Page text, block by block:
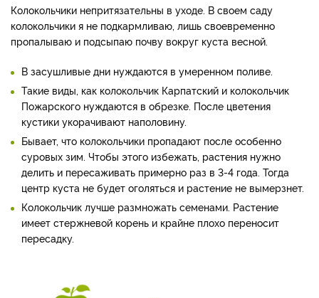
Колокольчики непритязательны в уходе. В своем саду
колокольчики я не подкармливаю, лишь своевременно
пропалываю и подсыпаю почву вокруг куста весной.
В засушливые дни нуждаются в умеренном поливе.
Такие виды, как колокольчик Карпатский и колокольчик
Пожарского нуждаются в обрезке. После цветения
кустики укорачивают наполовину.
Бывает, что колокольчики пропадают после особенно
суровых зим. Чтобы этого избежать, растения нужно
делить и пересаживать примерно раз в 3-4 года. Тогда
центр куста не будет оголяться и растение не вымерзнет.
Колокольчик лучше размножать семенами. Растение
имеет стержневой корень и крайне плохо переносит
пересадку.